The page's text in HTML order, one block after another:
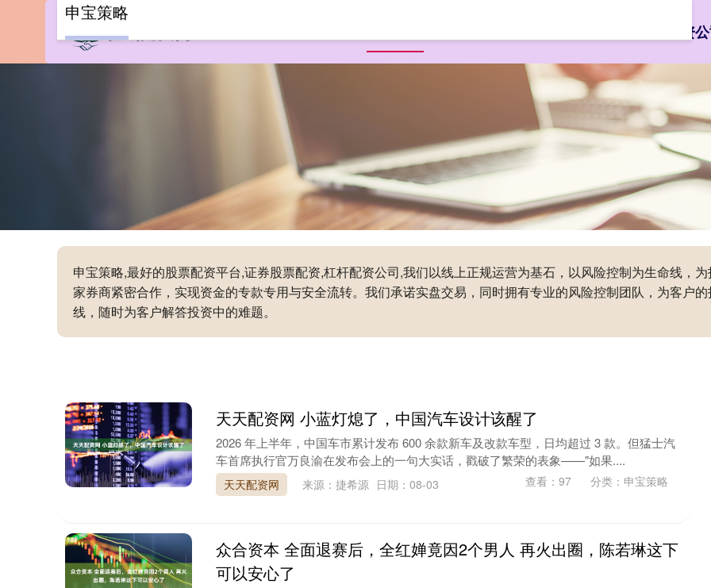
杠杆配资
申宝策略,最好的股票配资平台,证券股票配资,杠杆配资公司,我们以线上正规运营为基石，以风险控制为生命线，
家券商紧密合作，实现资金的专款专用与安全流转。我们承诺实盘交易，同时拥有专业的风险控制团队，为客户
线，随时为客户解答投资中的难题。
申宝策略
天天配资网 小蓝灯熄了，中国汽车设计该醒了
2026 年上半年，中国车市累计发布 600 余款新车及改款车型，日均超过 3 款。但猛士汽
车首席执行官万良渝在发布会上的一句大实话，戳破了繁荣的表象——"如果....
天天配资网 来源：捷希源 日期：08-03 查看： 97 分类： 申宝策略
众合资本 全面退赛后，全红婵竟因2个男人 再火出圈，陈若琳这下
可以安心了